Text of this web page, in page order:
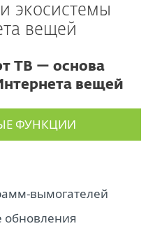
экосистемы
вещей
ТВ — основа
вещей
ФУНКЦИИ
вымогателей
обновления